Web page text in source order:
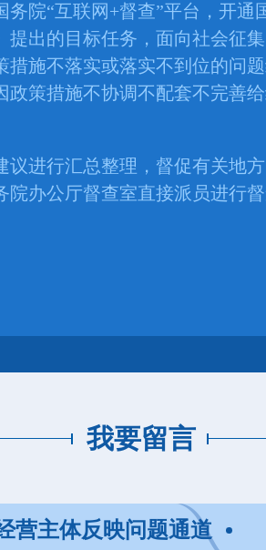
院“互联网+督查”平台，开通
出的目标任务，面向社会征
施不落实或落实不到位的问
策措施不协调不配套不完善
行汇总整理，督促有关地方
办公厅督查室直接派员进行
我要留言
营主体反映问题通道